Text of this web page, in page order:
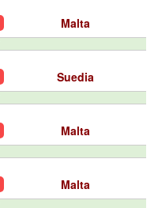
Malta
Suedia
Malta
Malta